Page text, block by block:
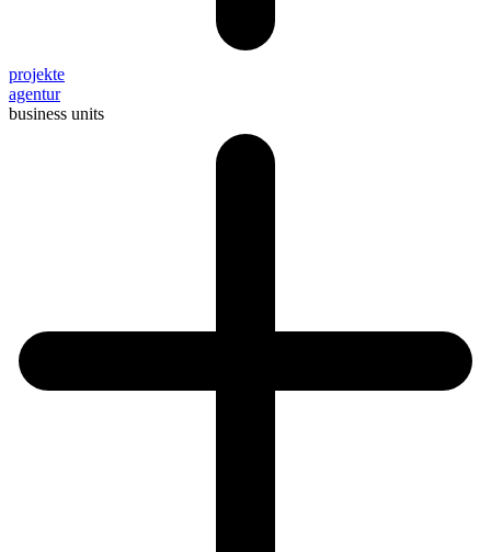
projekte
agentur
business units